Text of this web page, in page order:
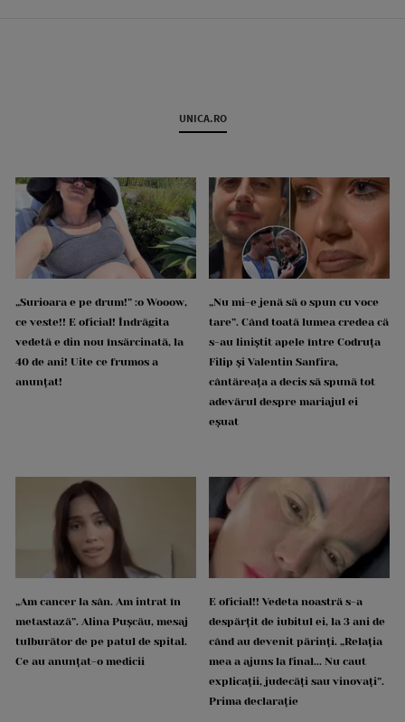
UNICA.RO
„Surioara e pe drum!” :o Wooow,
ce veste!! E oficial! Îndrăgita
vedetă e din nou însărcinată, la
40 de ani! Uite ce frumos a
anunțat!
„Nu mi-e jenă să o spun cu voce
tare”. Când toată lumea credea că
s-au liniștit apele între Codruța
Filip și Valentin Sanfira,
cântăreața a decis să spună tot
adevărul despre mariajul ei
eșuat
„Am cancer la sân. Am intrat în
metastază”. Alina Pușcău, mesaj
tulburător de pe patul de spital.
Ce au anunțat-o medicii
E oficial!! Vedeta noastră s-a
despărțit de iubitul ei, la 3 ani de
când au devenit părinți. „Relația
mea a ajuns la final... Nu caut
explicații, judecăți sau vinovați”.
Prima declarație